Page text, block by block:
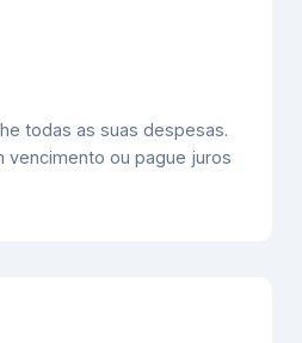
todas as suas despesas.
vencimento ou pague juros